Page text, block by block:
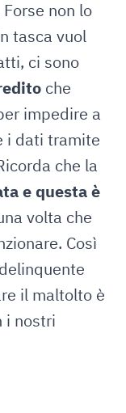
non lo
tasca vuol
ci sono
che
impedire a
i dati tramite
che la
e questa è
volta che
Così
il maltolto è
i nostri